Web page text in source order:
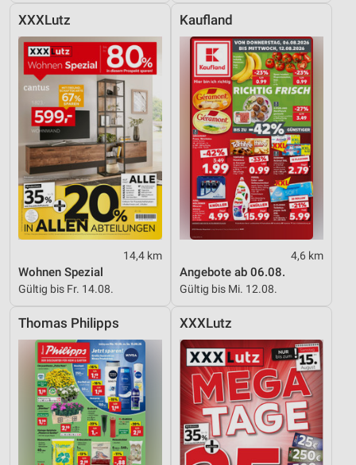
XXXLutz
14,4 km
Wohnen Spezial
Gültig bis Fr. 14.08.
Kaufland
4,6 km
Angebote ab 06.08.
Gültig bis Mi. 12.08.
Thomas Philipps XXXLutz